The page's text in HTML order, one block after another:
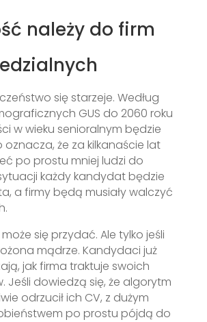
należy do firm
się starzeje. Według
GUS do 2060 roku
w wieku senioralnym będzie
oznacza, że za kilkanaście lat
po prostu mniej ludzi do
każdy kandydat będzie
a firmy będą musiały walczyć
może się przydać. Ale tylko jeśli
mądrze. Kandydaci już
jak firma traktuje swoich
Jeśli dowiedzą się, że algorytm
odrzucił ich CV, z dużym
po prostu pójdą do